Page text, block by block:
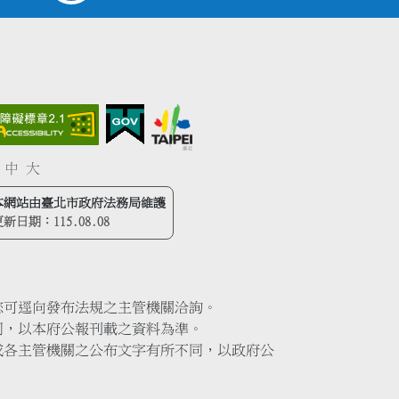
中 大
網站由臺北市政府法務局維護
新日期： 115.08.08
逕向發布法規之主管機關洽詢。
以本府公報刊載之資料為準。
主管機關之公布文字有所不同，以政府公